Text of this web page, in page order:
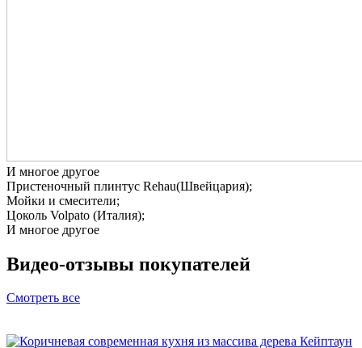
И многое другое
Пристеночный плинтус Rehau(Швейцария);
Мойки и смесители;
Цоколь Volpato (Италия);
И многое другое
Видео-отзывы покупателей
Смотреть все